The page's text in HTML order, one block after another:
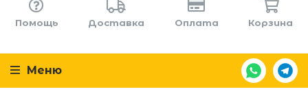
Помощь Доставка Оплата Корзина
Меню